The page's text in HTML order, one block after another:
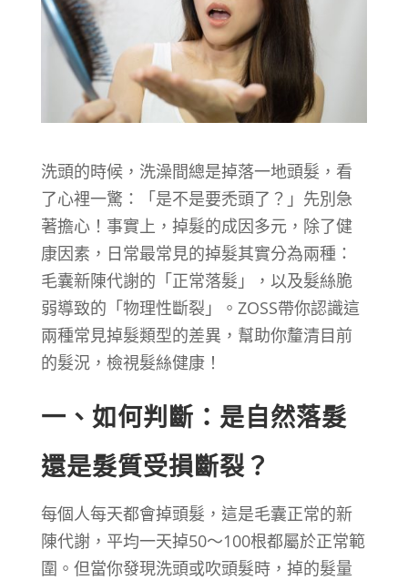
洗頭的時候，洗澡間總是掉落一地頭髮，看
了心裡一驚：「是不是要禿頭了？」先別急
著擔心！事實上，掉髮的成因多元，除了健
康因素，日常最常見的掉髮其實分為兩種：
毛囊新陳代謝的「正常落髮」，以及髮絲脆
弱導致的「物理性斷裂」。ZOSS帶你認識這
兩種常見掉髮類型的差異，幫助你釐清目前
的髮況，檢視髮絲健康！
一、如何判斷：是自然落髮
還是髮質受損斷裂？
每個人每天都會掉頭髮，這是毛囊正常的新
陳代謝，平均一天掉50～100根都屬於正常範
圍。但當你發現洗頭或吹頭髮時，掉的髮量